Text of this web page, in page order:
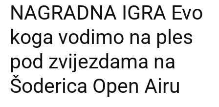
NAGRADNA IGRA Evo
koga vodimo na ples
pod zvijezdama na
Šoderica Open Airu